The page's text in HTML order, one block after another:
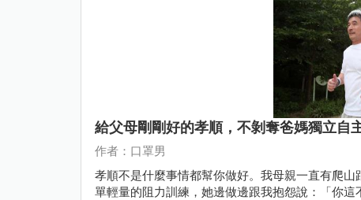
給父母剛剛好的孝順，不剝奪爸媽獨立自
作者：口罩男
孝順不是什麼事情都幫你做好。我母親一直有爬
單輕量的阻力訓練，她邊做邊跟我抱怨說：「你